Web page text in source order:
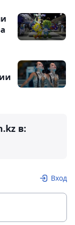
в:
Вход